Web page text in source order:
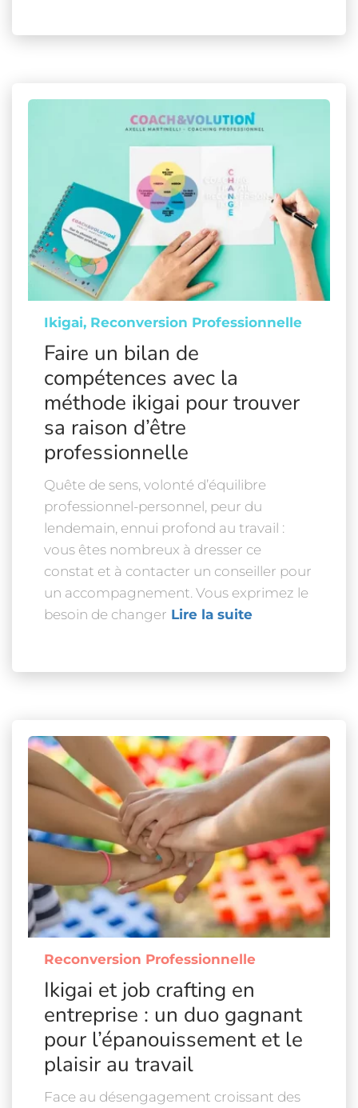
Ikigai Reconversion Professionnelle
Faire un bilan de
compétences avec la
méthode ikigai pour trouver
sa raison d’être
professionnelle
Quête de sens, volonté d’équilibre
professionnel-personnel, peur du
lendemain, ennui profond au travail :
vous êtes nombreux à dresser ce
constat et à contacter un conseiller pour
un accompagnement. Vous exprimez le
besoin de changer Lire la suite
Reconversion Professionnelle
Ikigai et job crafting en
entreprise : un duo gagnant
pour l’épanouissement et le
plaisir au travail
Face au désengagement croissant des